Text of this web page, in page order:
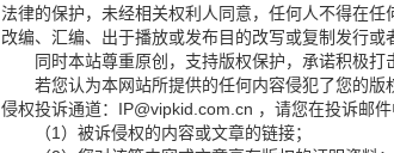
法律的保护，未经相关权利人同意，任何人不得在任
改编、汇编、出于播放或发布目的改写或复制发行或
同时本站尊重原创，支持版权保护，承诺积极打
若您认为本网站所提供的任何内容侵犯了您的版
侵权投诉通道：IP@vipkid.com.cn ，请您在投诉邮件
（1）被诉侵权的内容或文章的链接；